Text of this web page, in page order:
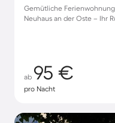
Gemütliche
Neuhaus an der Oste – Ihr
ab 95 €
pro Nacht